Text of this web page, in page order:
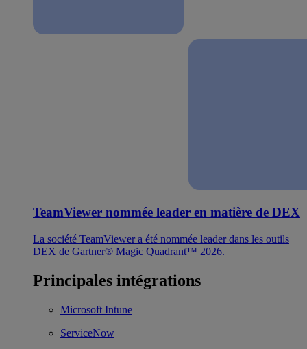
TeamViewer nommée leader en matière de DEX
La société TeamViewer a été nommée leader dans les outils
DEX de Gartner® Magic Quadrant™ 2026.
Principales intégrations
Microsoft Intune
ServiceNow